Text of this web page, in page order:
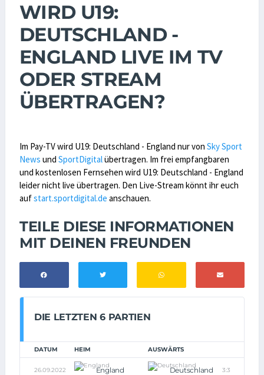
WIRD U19:
DEUTSCHLAND -
ENGLAND LIVE IM TV
ODER STREAM
ÜBERTRAGEN?
Im Pay-TV wird U19: Deutschland - England nur von Sky Sport
News und SportDigitalübertragen. Im frei empfangbaren
und kostenlosen Fernsehen wird U19: Deutschland - England
leider nicht live übertragen. Den Live-Stream könnt ihr euch
aufstart.sportdigital.de anschauen.
TEILE DIESE INFORMATIONEN
MIT DEINEN FREUNDEN
DIE LETZTEN 6 PARTIEN
DATUM HEIM AUSWÄRTS
26.09.2022 England Deutschland 3:3